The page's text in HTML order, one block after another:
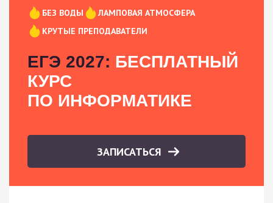
БЕЗ ВОДЫ
ЛАМПОВАЯ АТМОСФЕРА
КРУТЫЕ ПРЕПОДАВАТЕЛИ
ЕГЭ 2027: БЕСПЛАТНЫЙ
КУРС
ПО ИНФОРМАТИКЕ
ЗАПИСАТЬСЯ